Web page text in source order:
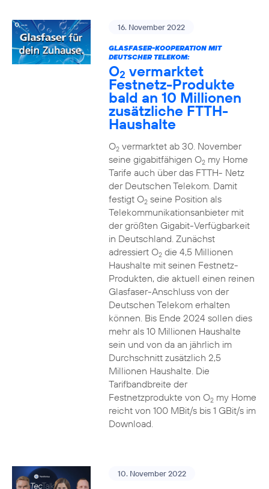
16. November 2022
GLASFASER-KOOPERATION MIT
DEUTSCHER TELEKOM:
O2 vermarktet
Festnetz-Produkte
bald an 10 Millionen
zusätzliche FTTH-
Haushalte
O2vermarktet ab 30. November
seine gigabitfähigen O2my Home
Tarife auch über das FTTH- Netz
der Deutschen Telekom. Damit
festigt O2seine Position als
Telekommunikationsanbieter mit
der größten Gigabit-Verfügbarkeit
in Deutschland. Zunächst
adressiert O2die 4,5 Millionen
Haushalte mit seinen Festnetz-
Produkten, die aktuell einen reinen
Glasfaser-Anschluss von der
Deutschen Telekom erhalten
können. Bis Ende 2024 sollen dies
mehr als 10 Millionen Haushalte
sein und von da an jährlich im
Durchschnitt zusätzlich 2,5
Millionen Haushalte. Die
Tarifbandbreite der
Festnetzprodukte von O2my Home
reicht von 100 MBit/s bis 1 GBit/s im
Download.
10. November 2022